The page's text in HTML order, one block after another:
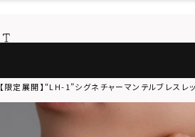
【限定展開】“LH-1”シグネチャーマンテルブレスレ